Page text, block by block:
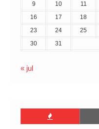
9
10 11
16
17 18
23
24 25
30
31
« jul